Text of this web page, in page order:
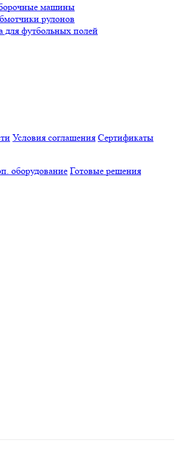
машины
рулонов
для футбольных полей
Условия соглашения Сертификаты
оборудование Готовые решения